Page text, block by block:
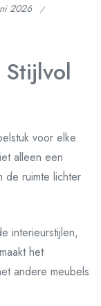
2026
voor elke
alleen een
de ruimte lichter
interieurstijlen,
het
andere meubels